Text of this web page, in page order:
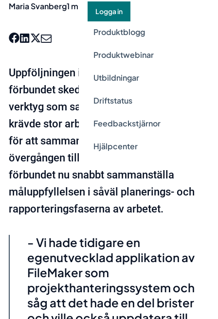
Logga in
Produktblogg
Produktwebinar
Utbildningar
Driftstatus
Feedbackstjärnor
Hjälpcenter
Maria Svanberg1 min
Uppföljningen inom Svenska FN-
förbundet skedde tidigare genom ett IT-
verktyg som saknade överskådlighet och
krävde stor arbetsinsats och koordinering
för att sammanställa resultatet. Genom
övergången till Stratsys kan Svenska FN-
förbundet nu snabbt sammanställa
måluppfyllelsen i såväl planerings- och
rapporteringsfaserna av arbetet.
- Vi hade tidigare en
egenutvecklad applikation av
FileMaker som
projekthanteringssystem och
såg att det hade en del brister